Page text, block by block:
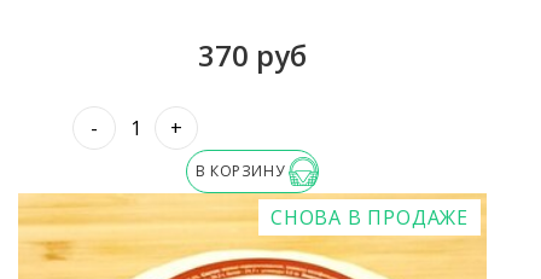
370 руб
- +
В КОРЗИНУ
СНОВА В ПРОДАЖЕ